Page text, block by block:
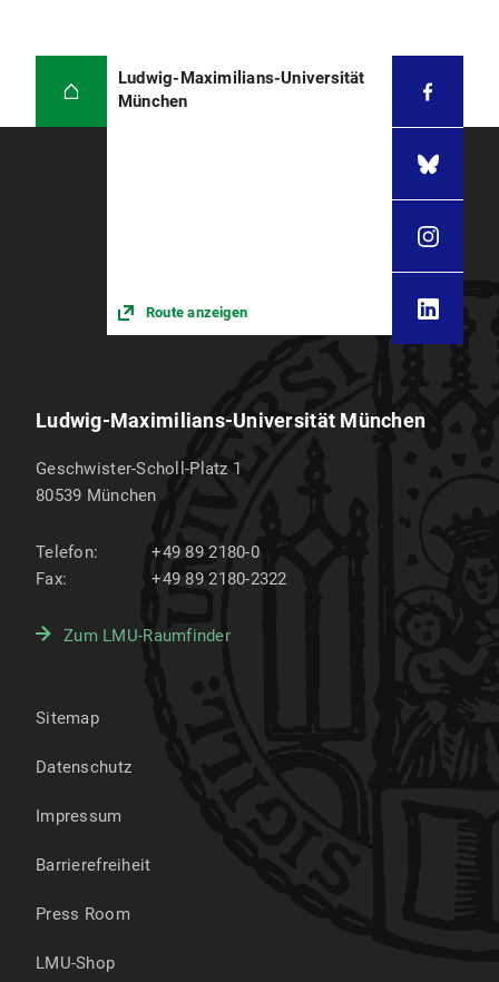
Ludwig-Maximilians-Universität
München
Route anzeigen
Ludwig-Maximilians-Universität München
Geschwister-Scholl-Platz 1
80539 München
Telefon:
+49 89 2180-0
Fax:
+49 89 2180-2322
Zum LMU-Raumfinder
Sitemap
Datenschutz
Impressum
Barrierefreiheit
Press Room
LMU-Shop